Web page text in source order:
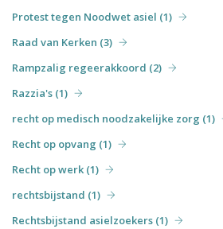
Protest tegen Noodwet asiel (1)
Raad van Kerken (3)
Rampzalig regeerakkoord (2)
Razzia's (1)
recht op medisch noodzakelijke zorg (1)
Recht op opvang (1)
Recht op werk (1)
rechtsbijstand (1)
Rechtsbijstand asielzoekers (1)